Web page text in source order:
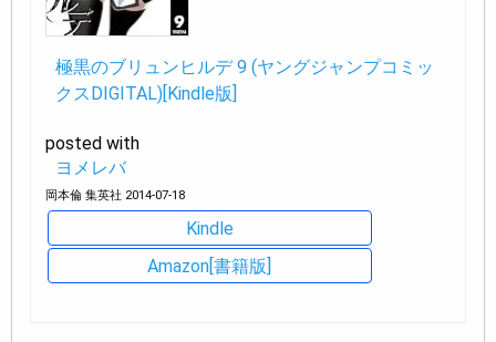
極黒のブリュンヒルデ 9 (ヤングジャンプコミッ
クスDIGITAL)[Kindle版]
posted with
ヨメレバ
岡本倫 集英社 2014-07-18
Kindle
Amazon[書籍版]